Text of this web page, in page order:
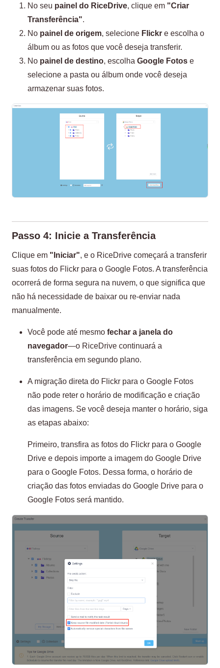
No seu painel do RiceDrive, clique em "Criar
Transferência".
No painel de origem, selecione Flickr e escolha o
álbum ou as fotos que você deseja transferir.
No painel de destino, escolha Google Fotos e
selecione a pasta ou álbum onde você deseja
armazenar suas fotos.
Passo 4: Inicie a Transferência
Clique em "Iniciar", e o RiceDrive começará a transferir
suas fotos do Flickr para o Google Fotos. A transferência
ocorrerá de forma segura na nuvem, o que significa que
não há necessidade de baixar ou re-enviar nada
manualmente.
Você pode até mesmo fechar a janela do
navegador—o RiceDrive continuará a
transferência em segundo plano.
A migração direta do Flickr para o Google Fotos
não pode reter o horário de modificação e criação
das imagens. Se você deseja manter o horário, siga
as etapas abaixo:
Primeiro, transfira as fotos do Flickr para o Google
Drive e depois importe a imagem do Google Drive
para o Google Fotos. Dessa forma, o horário de
criação das fotos enviadas do Google Drive para o
Google Fotos será mantido.